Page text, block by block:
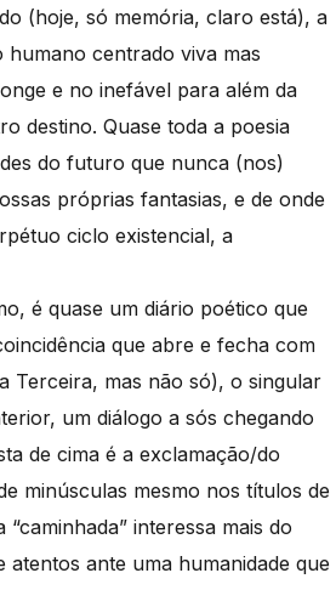
(hoje, só memória, claro está), a
humano centrado viva mas
e no inefável para além da
destino. Quase toda a poesia
do futuro que nunca (nos)
próprias fantasias, e de onde
ciclo existencial, a
é quase um diário poético que
que abre e fecha com
Terceira, mas não só), o singular
um diálogo a sós chegando
de cima é a exclamação/do
minúsculas mesmo nos títulos de
interessa mais do
ante uma humanidade que